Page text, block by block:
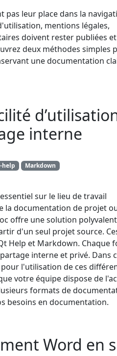
pas leur place dans la
mentions légales,
doivent rester publiées et
deux méthodes simples
une documentation
interne
help Markdown
sur le lieu de travail
la documentation de projet
offre une solution
d'un seul projet source.
Help et Markdown. Chaque
interne et privé. Dans
l'utilisation de ces
votre équipe dispose de
formats de
besoins en documentation.
Word en